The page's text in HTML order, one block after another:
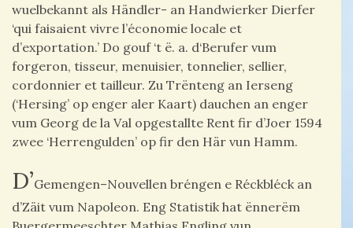
wuelbekannt als Händler- an Handwierker Dierfer
‘qui faisaient vivre l’économie locale et
d’exportation.’ Do gouf ‘t ë. a. d‘Berufer vum
forgeron, tisseur, menuisier, tonnelier, sellier,
cordonnier et tailleur. Zu Trënteng an Ierseng
(‘Hersing’ op enger aler Kaart) dauchen an enger
vum Georg de la Val opgestallte Rent fir d’Joer 1594
zwee ‘Herrengulden’ op fir den Här vun Hamm.
D’Gemengen–Nouvellen bréngen e Réckbléck an
d’Zäit vum Napoleon. Eng Statistik hat ënnerëm